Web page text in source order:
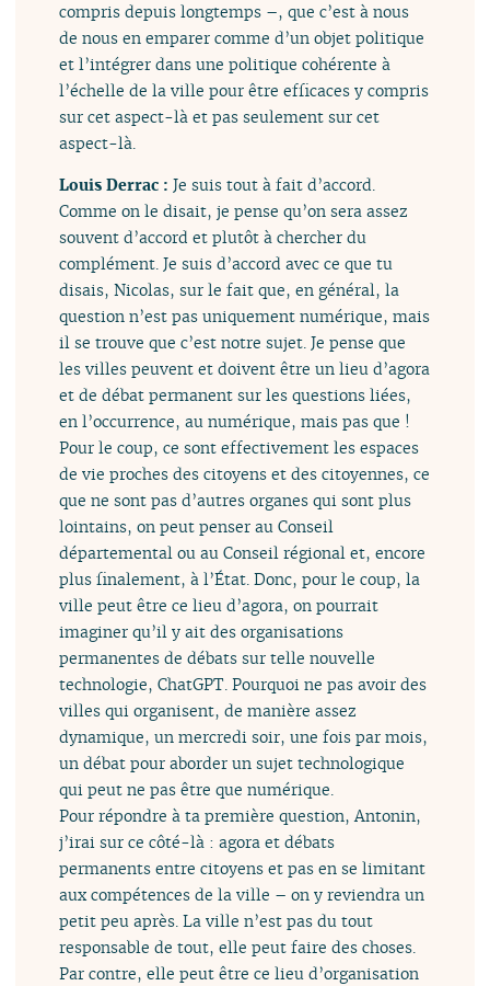
compris depuis longtemps –, que c’est à nous
de nous en emparer comme d’un objet politique
et l’intégrer dans une politique cohérente à
l’échelle de la ville pour être efficaces y compris
sur cet aspect-là et pas seulement sur cet
aspect-là.
Louis Derrac :Je suis tout à fait d’accord.
Comme on le disait, je pense qu’on sera assez
souvent d’accord et plutôt à chercher du
complément. Je suis d’accord avec ce que tu
disais, Nicolas, sur le fait que, en général, la
question n’est pas uniquement numérique, mais
il se trouve que c’est notre sujet. Je pense que
les villes peuvent et doivent être un lieu d’agora
et de débat permanent sur les questions liées,
en l’occurrence, au numérique, mais pas que !
Pour le coup, ce sont effectivement les espaces
de vie proches des citoyens et des citoyennes, ce
que ne sont pas d’autres organes qui sont plus
lointains, on peut penser au Conseil
départemental ou au Conseil régional et, encore
plus finalement, à l’État. Donc, pour le coup, la
ville peut être ce lieu d’agora, on pourrait
imaginer qu’il y ait des organisations
permanentes de débats sur telle nouvelle
technologie, ChatGPT. Pourquoi ne pas avoir des
villes qui organisent, de manière assez
dynamique, un mercredi soir, une fois par mois,
un débat pour aborder un sujet technologique
qui peut ne pas être que numérique.
Pour répondre à ta première question, Antonin,
j’irai sur ce côté-là : agora et débats
permanents entre citoyens et pas en se limitant
aux compétences de la ville – on y reviendra un
petit peu après. La ville n’est pas du tout
responsable de tout, elle peut faire des choses.
Par contre, elle peut être ce lieu d’organisation